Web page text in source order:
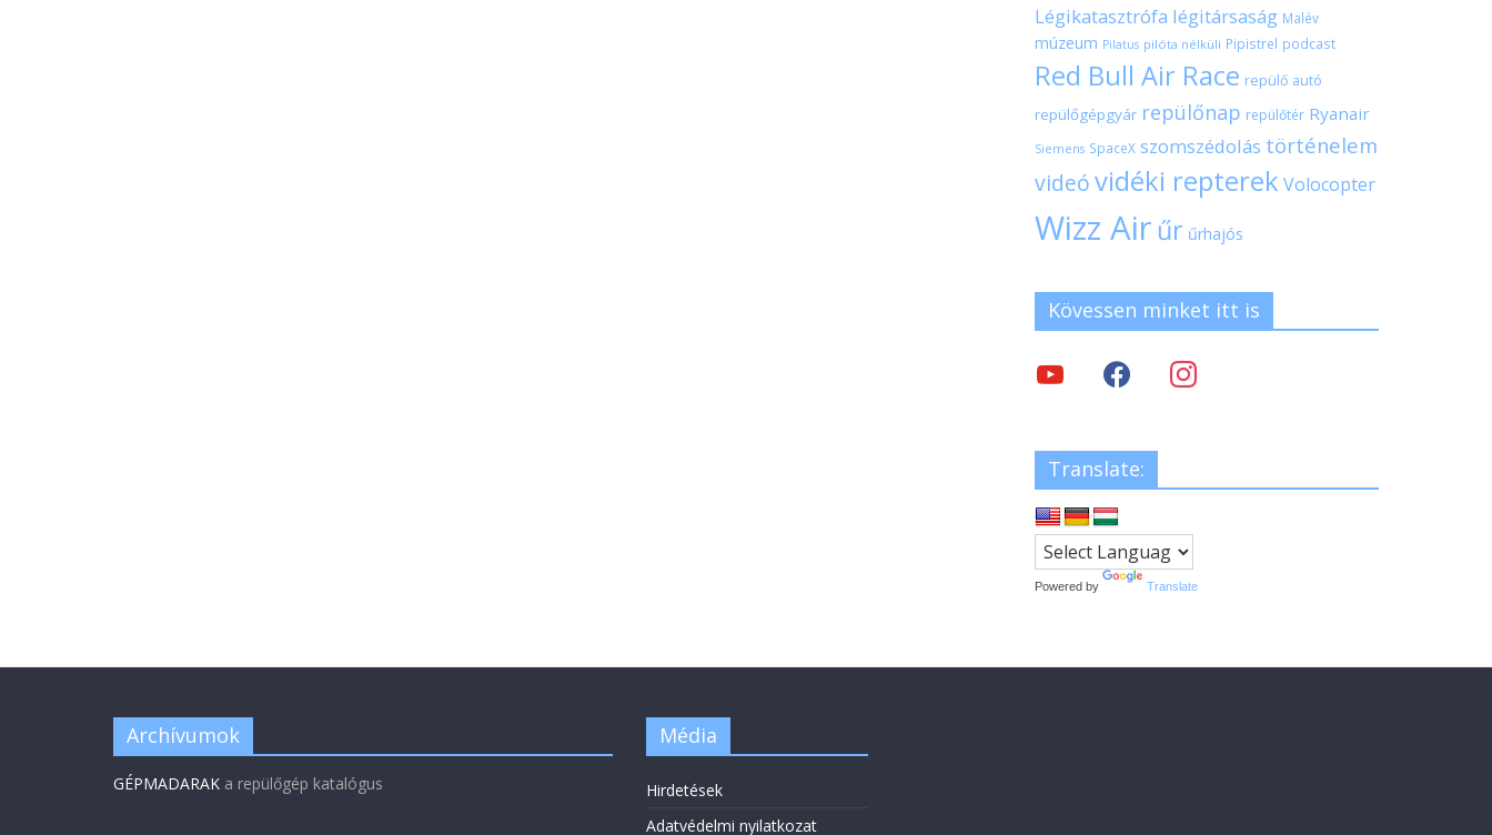
Légikatasztrófa légitársaság Malév
múzeum Pilatus pilóta nélküli Pipistrel podcast
Red Bull Air Race repülő autó
repülőgépgyár repülőnap repülőtér Ryanair
Siemens SpaceX szomszédolás történelem
videóvidéki repterek Volocopter
Wizz Air űr űrhajós
Kövessen minket itt is
Translate:
Powered by Translate
Archívumok
GÉPMADARAK a repülőgép katalógus
Média
Hirdetések
Adatvédelmi nyilatkozat